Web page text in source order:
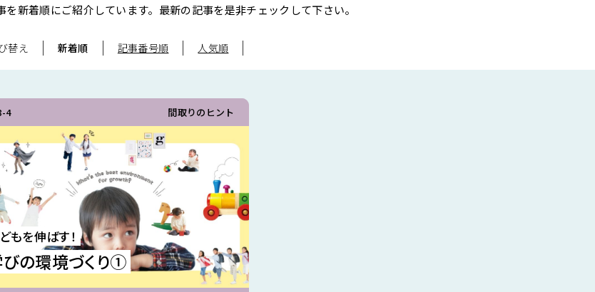
新着順にご紹介しています。 最新の記事を是非チェックして下さい。
替え 新着順 記事番号順 人気順
4 間取りのヒント
もを伸ばす！
の環境づくり①